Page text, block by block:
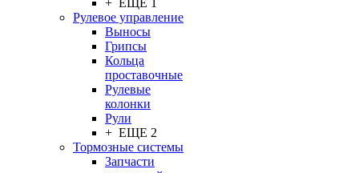
+ ЕЩЕ 1
Рулевое управление
Выносы
Грипсы
Кольца
проставочные
Рулевые
колонки
Рули
+ ЕЩЕ 2
Тормозные системы
Запчасти